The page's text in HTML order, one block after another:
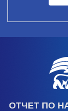
ОТЧЕТ ПО